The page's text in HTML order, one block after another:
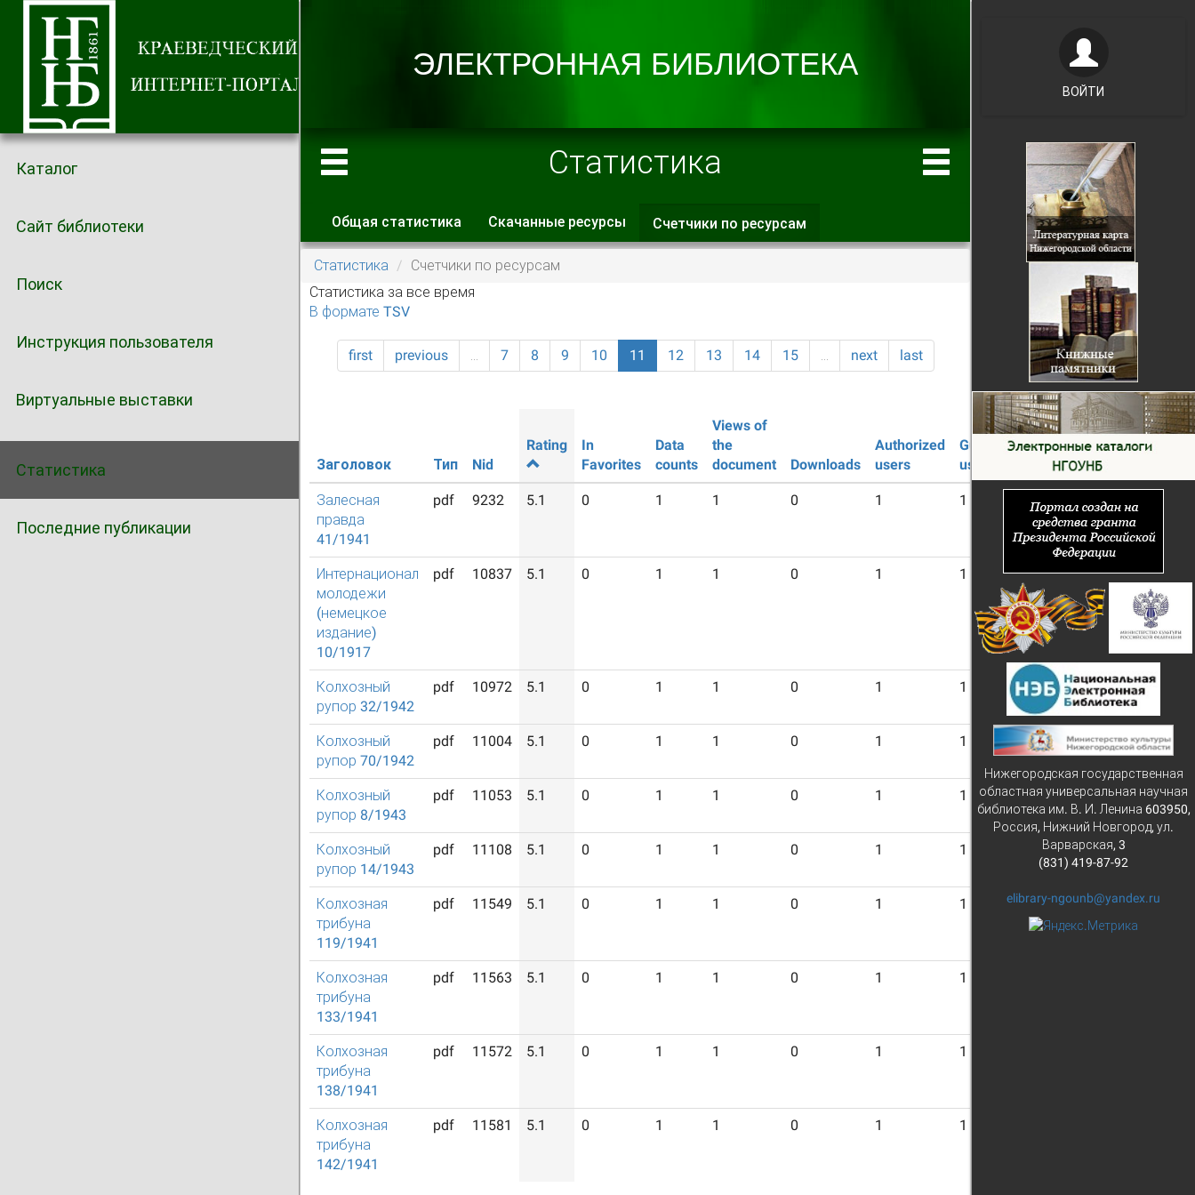
Каталог
Сайт библиотеки
Поиск
Инструкция пользователя
Виртуальные выставки
Статистика
Последние публикации
Статистика
Главные вкладки
Общая статистика Скачанные ресурсы Счетчики по ресурсам
вкладка)
Статистика
Счетчики по ресурсам
Статистика за все время
В формате TSV
first previous … 7 8 9 10 11 12 13 14 15 … next last
Заголовок Тип Nid
Rating
In
Favorites
Data
counts
Views of
the
document
Downloads
Authorized
users
Guest
users
Залесная
правда
41/1941
pdf 9232 5.1 0 1 1 0 1 1
Интернационал
молодежи
(немецкое
издание)
10/1917
pdf 10837 5.1 0 1 1 0 1 1
Колхозный
рупор 32/1942
pdf 10972 5.1 0 1 1 0 1 1
Колхозный
рупор 70/1942
pdf 11004 5.1 0 1 1 0 1 1
Колхозный
рупор 8/1943
pdf 11053 5.1 0 1 1 0 1 1
Колхозный
рупор 14/1943
pdf 11108 5.1 0 1 1 0 1 1
Колхозная
трибуна
119/1941
pdf 11549 5.1 0 1 1 0 1 1
Колхозная
трибуна
133/1941
pdf 11563 5.1 0 1 1 0 1 1
Колхозная
трибуна
138/1941
pdf 11572 5.1 0 1 1 0 1 1
Колхозная
трибуна
142/1941
pdf 11581 5.1 0 1 1 0 1 1
ВОЙТИ
Нижегородская государственная
областная универсальная научная
библиотека им. В. И. Ленина 603950,
Россия, Нижний Новгород, ул.
Варварская, 3
(831) 419-87-92
elibrary-ngounb@yandex.ru